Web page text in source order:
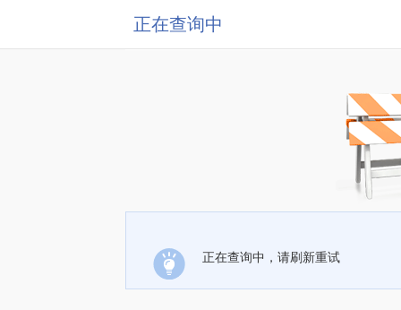
正在查询中
正在查询中，请刷新重试